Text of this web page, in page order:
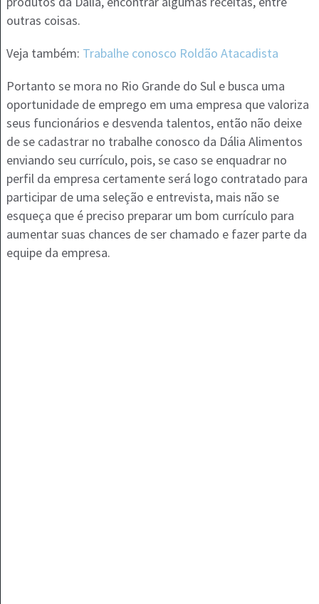
outras coisas.
Veja também: Trabalhe conosco Roldão Atacadista
Portanto se mora no Rio Grande do Sul e busca uma
oportunidade de emprego em uma empresa que valoriza
seus funcionários e desvenda talentos, então não deixe
de se cadastrar no trabalhe conosco da Dália Alimentos
enviando seu currículo, pois, se caso se enquadrar no
perfil da empresa certamente será logo contratado para
participar de uma seleção e entrevista, mais não se
esqueça que é preciso preparar um bom currículo para
aumentar suas chances de ser chamado e fazer parte da
equipe da empresa.